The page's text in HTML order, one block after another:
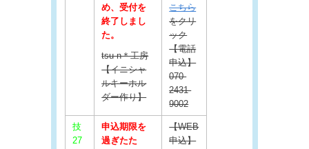
め、受付を
終了しまし
た。
tsu-n＊工房
【イニシャ
ルキーホル
ダー作り】
こちら
をクリ
ック
【電話
申込】
070-
2431-
9002
技
27
申込期限を
過ぎたた
【WEB
申込】